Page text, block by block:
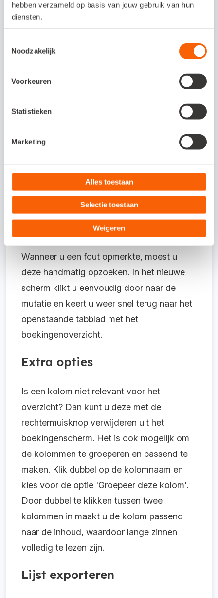
hebben verzameld op basis van jouw gebruik van hun
diensten.
Noodzakelijk
Voorkeuren
Statistieken
Marketing
Alles toestaan
Selectie toestaan
Weigeren
tandwiel staan. Dit is de instellingenknop.
Hiermee kunt u meerdere kolommen aan
het scherm toevoegen.
Doorklikken naar mutatie
Het oude boekingsverslag gaf een statisch
overzicht van alle boekingen weer.
Wanneer u een fout opmerkte, moest u
deze handmatig opzoeken. In het nieuwe
scherm klikt u eenvoudig door naar de
mutatie en keert u weer snel terug naar het
openstaande tabblad met het
boekingenoverzicht.
Extra opties
Is een kolom niet relevant voor het
overzicht? Dan kunt u deze met de
rechtermuisknop verwijderen uit het
boekingenscherm. Het is ook mogelijk om
de kolommen te groeperen en passend te
maken. Klik dubbel op de kolomnaam en
kies voor de optie 'Groepeer deze kolom'.
Door dubbel te klikken tussen twee
kolommen in maakt u de kolom passend
naar de inhoud, waardoor lange zinnen
volledig te lezen zijn.
Lijst exporteren